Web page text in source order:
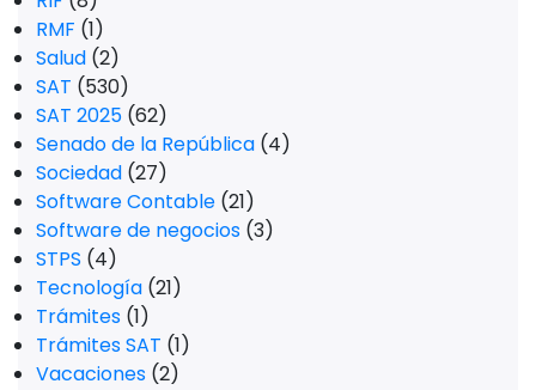
RMF (1)
Salud (2)
SAT (530)
SAT 2025 (62)
Senado de la República (4)
Sociedad (27)
Software Contable (21)
Software de negocios (3)
STPS (4)
Tecnología (21)
Trámites (1)
Trámites SAT (1)
Vacaciones (2)